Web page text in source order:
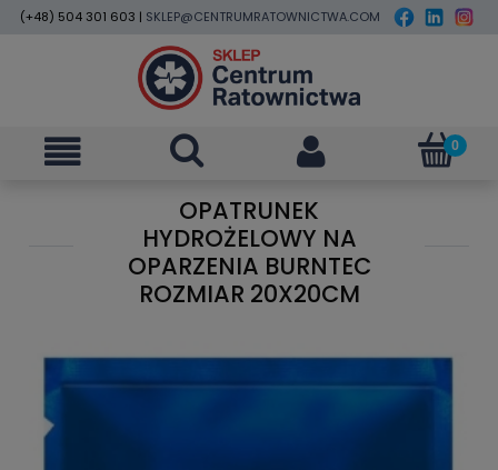
(+48) 504 301 603 | SKLEP@CENTRUMRATOWNICTWA.COM
OPATRUNEK
HYDROŻELOWY NA
OPARZENIA BURNTEC
ROZMIAR 20X20CM